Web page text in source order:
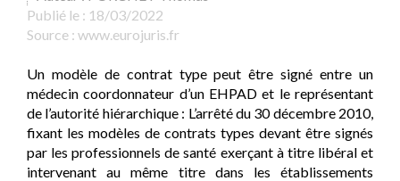
Publié le : 18/03/2022
Source : www.eurojuris.fr
Un modèle de contrat type peut être signé entre un
médecin coordonnateur d’un EHPAD et le représentant
de l’autorité hiérarchique : L’arrêté du 30 décembre 2010,
fixant les modèles de contrats types devant être signés
par les professionnels de santé exerçant à titre libéral et
intervenant au même titre dans les établissements